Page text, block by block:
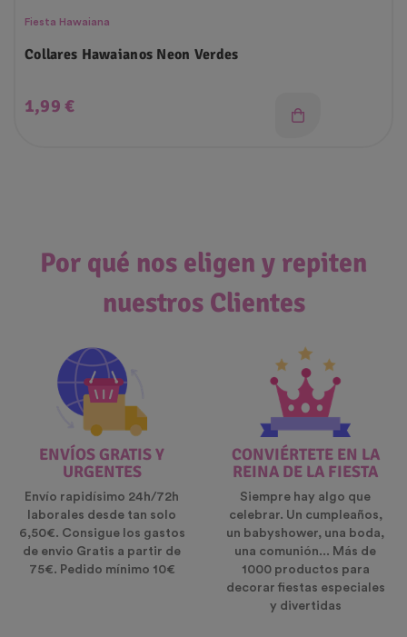
Fiesta Hawaiana
Collares Hawaianos Neon Verdes
Precio
1,99 €
Por qué nos eligen y repiten
nuestros Clientes
ENVÍOS GRATIS Y
URGENTES
Envío rapidísimo 24h/72h
laborales desde tan solo
6,50€. Consigue los gastos
de envio Gratis a partir de
75€. Pedido mínimo 10€
CONVIÉRTETE EN LA
REINA DE LA FIESTA
Siempre hay algo que
celebrar. Un cumpleaños,
un babyshower, una boda,
una comunión... Más de
1000 productos para
decorar fiestas especiales
y divertidas